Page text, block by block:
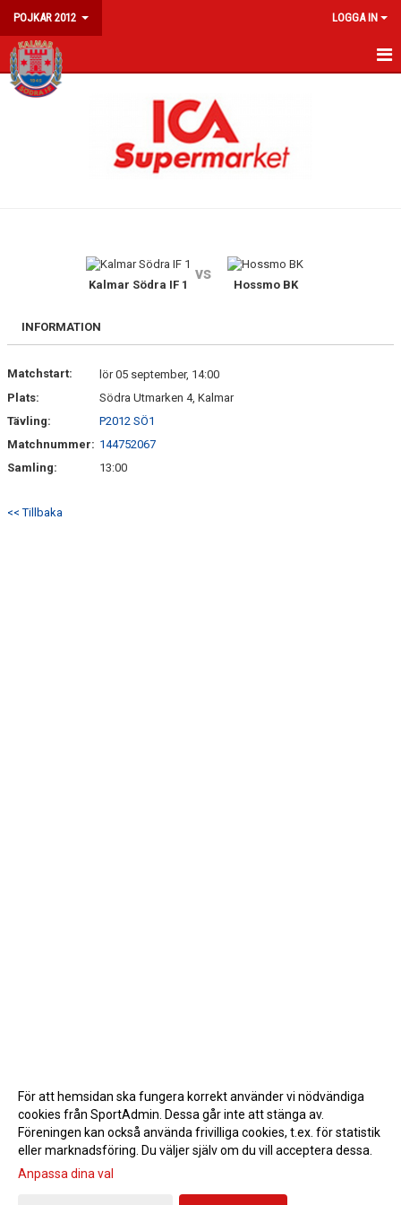
POJKAR 2012 LOGGA IN
P12
Kalmar Södra IF 1
vs
Hossmo BK
INFORMATION
Matchstart:
lör 05 september, 14:00
Plats:
Södra Utmarken 4, Kalmar
Tävling:
P2012 SÖ1
Matchnummer: 144752067
Samling:
13:00
<< Tillbaka
Gå till Webbversion
För att hemsidan ska fungera korrekt använder vi nödvändiga
cookies från SportAdmin. Dessa går inte att stänga av.
Föreningen kan också använda frivilliga cookies, t.ex. för statistik
eller marknadsföring. Du väljer själv om du vill acceptera dessa.
Anpassa dina val